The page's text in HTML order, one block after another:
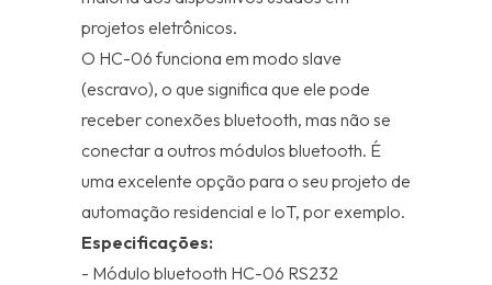
projetos eletrônicos.
O HC-06 funciona em modo slave
(escravo), o que significa que ele pode
receber conexões bluetooth, mas não se
conectar a outros módulos bluetooth. É
uma excelente opção para o seu projeto de
automação residencial e IoT, por exemplo.
Especificações:
- Módulo bluetooth HC-06 RS232